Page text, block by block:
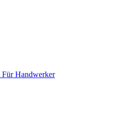
Für Handwerker